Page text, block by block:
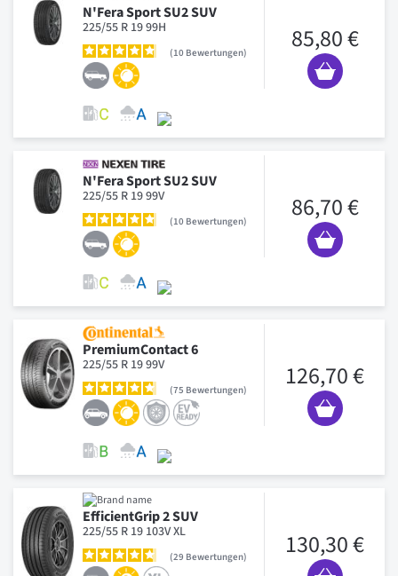
N'Fera Sport SU2 SUV
225/55 R 19 99H
10 Bewertungen 85,80 €
N'Fera Sport SU2 SUV
225/55 R 19 99V
10 Bewertungen 86,70 €
PremiumContact 6
225/55 R 19 99V
75 Bewertungen 126,70 €
EfficientGrip 2 SUV
225/55 R 19 103V XL
29 Bewertungen 130,30 €